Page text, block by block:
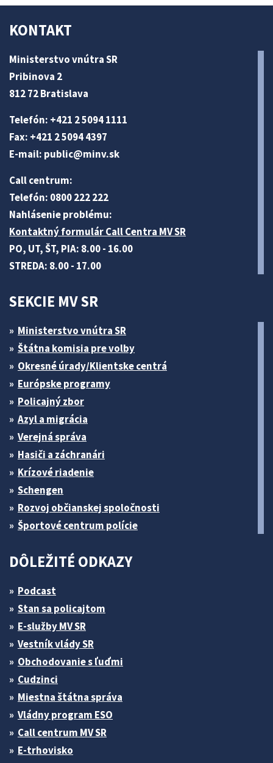
KONTAKT
Ministerstvo vnútra SR
Pribinova 2
812 72 Bratislava
Telefón: +421 2 5094 1111
Fax: +421 2 5094 4397
E-mail: public@minv.sk
Call centrum:
Telefón: 0800 222 222
Nahlásenie problému:
Kontaktný formulár Call Centra MV SR
PO, UT, ŠT, PIA: 8.00 - 16.00
STREDA: 8.00 - 17.00
SEKCIE MV SR
Ministerstvo vnútra SR
Štátna komisia pre volby
Okresné úrady/Klientske centrá
Európske programy
Policajný zbor
Azyl a migrácia
Verejná správa
Hasiči a záchranári
Krízové riadenie
Schengen
Rozvoj občianskej spoločnosti
Športové centrum polície
DÔLEŽITÉ ODKAZY
Podcast
Stan sa policajtom
E-služby MV SR
Vestník vlády SR
Obchodovanie s ľuďmi
Cudzinci
Miestna štátna správa
Vládny program ESO
Call centrum MV SR
E-trhovisko